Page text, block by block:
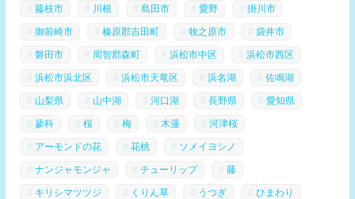
藤枝市 川根 島田市 愛野 掛川市
御前崎市 榛原郡吉田町 牧之原市 袋井市
磐田市 周智郡森町 浜松市中区 浜松市西区
浜松市浜北区 浜松市天竜区 浜名湖 佐鳴湖
山梨県 山中湖 河口湖 長野県 愛知県
蓼科 桜 梅 木蓮 河津桜
アーモンドの花 花桃 ソメイヨシノ
ナンジャモンジャ チューリップ 藤
キリシマツツジ くりん草 うつぎ ひまわり